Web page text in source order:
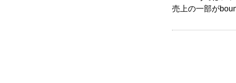
売上の一部が